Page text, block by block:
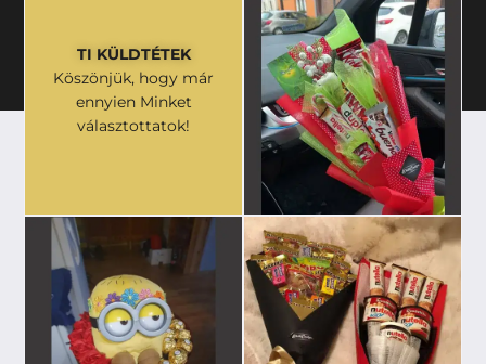
TI KÜLDTÉTEK
Köszönjük, hogy már
ennyien Minket
választottatok!